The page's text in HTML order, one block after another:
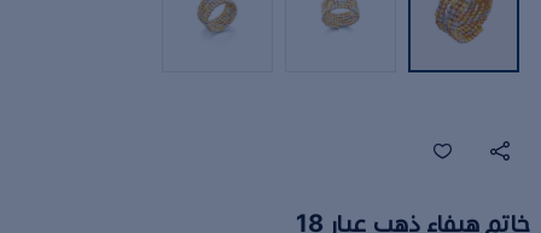
خاتم هيفاء ذهب عيار 18